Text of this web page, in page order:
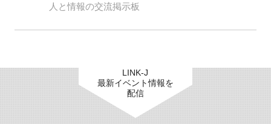
人と情報の交流掲示板
LINK-J
最新イベント情報を
配信